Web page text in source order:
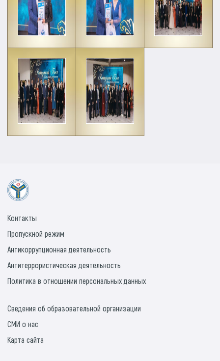
Контакты
Пропускной режим
Антикоррупционная деятельность
Антитеррористическая деятельность
Политика в отношении персональных данных
Сведения об образовательной организации
СМИ о нас
Карта сайта